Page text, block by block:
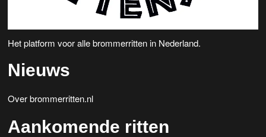
Het platform voor alle brommerritten in Nederland.
Nieuws
Over brommerritten.nl
Aankomende ritten